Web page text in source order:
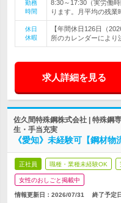
勤務
時間
8:30～17:30（実労働
ります。月平均の残業
休日
休暇
【年間休日126日（
所のカレンダーにより
求人詳細を見る
佐久間特殊鋼株式会社 | 特殊鋼
生・手当充実
《愛知》未経験可【鋼材
正社員 職種・業種未経験OK
女性のおしごと掲載中
情報更新日：2026/07/31 終了予定